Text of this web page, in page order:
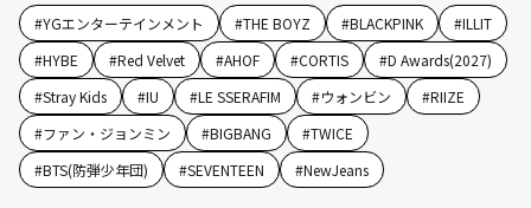
#YGエンターテインメント #THE BOYZ #BLACKPINK #ILLIT
#HYBE #Red Velvet #AHOF #CORTIS #D Awards(2027)
#Stray Kids #IU #LE SSERAFIM #ウォンビン #RIIZE
#ファン・ジョンミン #BIGBANG #TWICE
#BTS(防弾少年団) #SEVENTEEN #NewJeans